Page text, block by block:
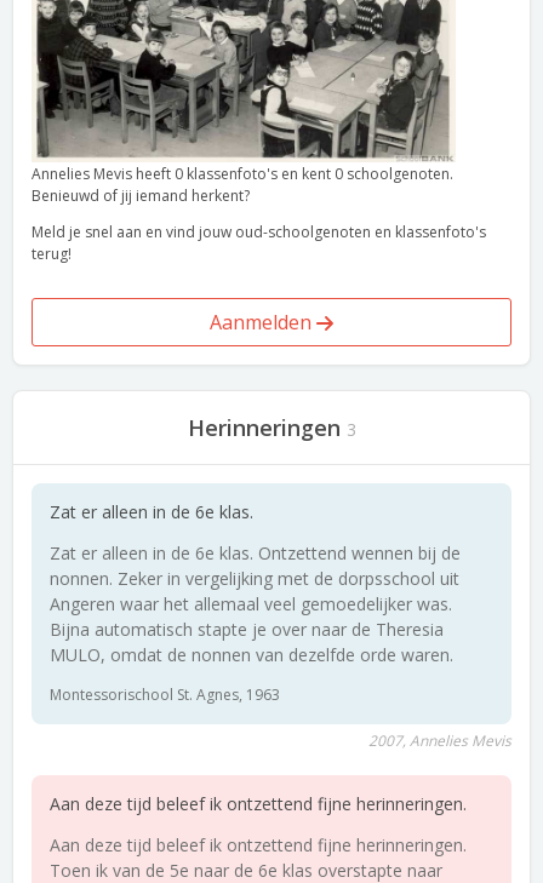
Annelies Mevis heeft 0 klassenfoto's en kent 0 schoolgenoten.
Benieuwd of jij iemand herkent?
Meld je snel aan en vind jouw oud-schoolgenoten en klassenfoto's
terug!
Aanmelden
Herinneringen 3
Zat er alleen in de 6e klas.
Zat er alleen in de 6e klas. Ontzettend wennen bij de
nonnen. Zeker in vergelijking met de dorpsschool uit
Angeren waar het allemaal veel gemoedelijker was.
Bijna automatisch stapte je over naar de Theresia
MULO, omdat de nonnen van dezelfde orde waren.
Montessorischool St. Agnes, 1963
2007, Annelies Mevis
Aan deze tijd beleef ik ontzettend fijne herinneringen.
Aan deze tijd beleef ik ontzettend fijne herinneringen.
Toen ik van de 5e naar de 6e klas overstapte naar